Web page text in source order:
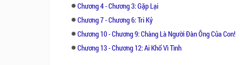
Chương 4 - Chương 3: Gặp Lại
Chương 7 - Chương 6: Tri Kỷ
Chương 10 - Chương 9: Chàng Là Người Đàn Ông Của Con!
Chương 13 - Chương 12: Ai Khổ Vì Tình